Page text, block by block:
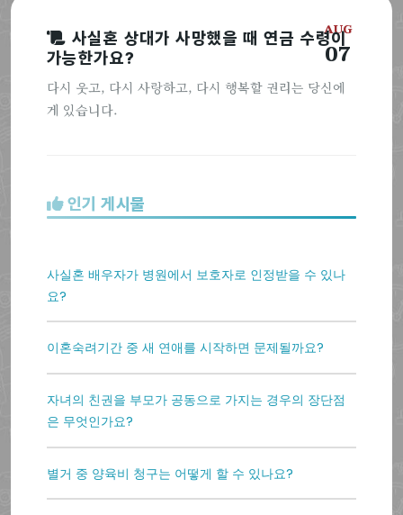
AUG
07
사실혼 상대가 사망했을 때 연금 수령이
가능한가요?
다시 웃고, 다시 사랑하고, 다시 행복할 권리는 당신에
게 있습니다.
인기 게시물
사실혼 배우자가 병원에서 보호자로 인정받을 수 있나
요?
이혼숙려기간 중 새 연애를 시작하면 문제될까요?
자녀의 친권을 부모가 공동으로 가지는 경우의 장단점
은 무엇인가요?
별거 중 양육비 청구는 어떻게 할 수 있나요?